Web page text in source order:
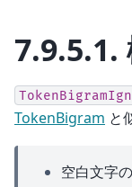
7.9.5.1.
TokenBigram と
空白文字